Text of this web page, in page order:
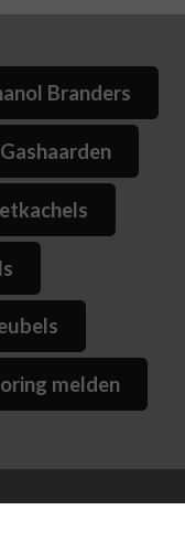
Branders
Gashaarden
melden